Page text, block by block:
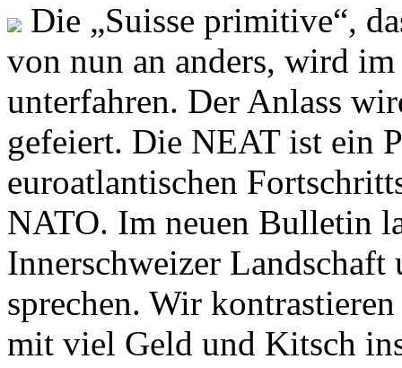
Die „Suisse primitive“,
von nun an anders, wird
unterfahren. Der Anlass
gefeiert. Die NEAT ist ein
euroatlantischen
NATO. Im neuen Bulletin
Innerschweizer
sprechen. Wir
mit viel Geld und Kitsch